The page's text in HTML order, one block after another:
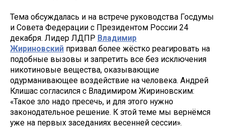
Тема обсуждалась и на встрече руководства Госдумы
и Совета Федерации с Президентом России 24
декабря. Лидер ЛДПР Владимир
Жириновский призвал более жёстко реагировать на
подобные вызовы и запретить все без исключения
никотиновые вещества, оказывающие
одурманивающее воздействие на человека. Андрей
Клишас согласился с Владимиром Жириновским:
«Такое зло надо пресечь, и для этого нужно
законодательное решение. К этой теме мы вернёмся
уже на первых заседаниях весенней сессии».